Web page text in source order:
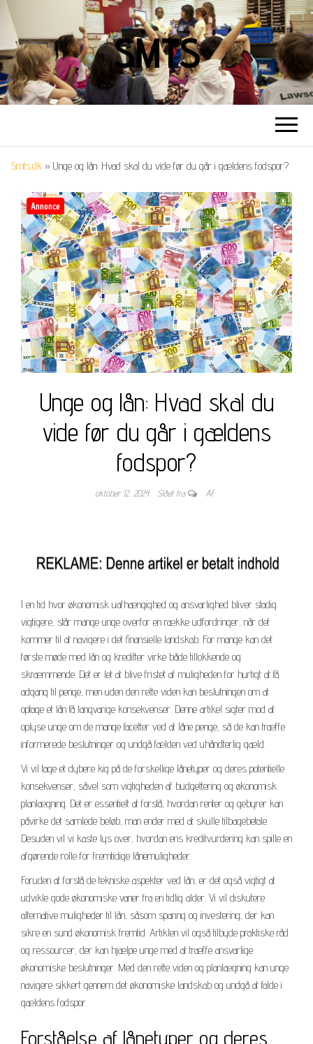
SMTS
Smts.dk » Unge og lån: Hvad skal du vide før du går i gældens fodspor?
Annonce
Unge og lån: Hvad skal du
vide før du går i gældens
fodspor?
oktober 12, 2024 Slået fra Af
I en tid hvor økonomisk uafhængighed og ansvarlighed bliver stadig
vigtigere, står mange unge overfor en række udfordringer, når det
kommer til at navigere i det finansielle landskab. For mange kan det
første møde med lån og kreditter virke både tillokkende og
skræmmende. Det er let at blive fristet af muligheden for hurtigt at få
adgang til penge, men uden den rette viden kan beslutningen om at
optage et lån få langvarige konsekvenser. Denne artikel sigter mod at
oplyse unge om de mange facetter ved at låne penge, så de kan træffe
informerede beslutninger og undgå fælden ved uhåndterlig gæld.
Vi vil tage et dybere kig på de forskellige lånetyper og deres potentielle
konsekvenser, såvel som vigtigheden af budgettering og økonomisk
planlægning. Det er essentielt at forstå, hvordan renter og gebyrer kan
påvirke det samlede beløb, man ender med at skulle tilbagebetale.
Desuden vil vi kaste lys over, hvordan ens kreditvurdering kan spille en
afgørende rolle for fremtidige lånemuligheder.
Foruden at forstå de tekniske aspekter ved lån, er det også vigtigt at
udvikle gode økonomiske vaner fra en tidlig alder. Vi vil diskutere
alternative muligheder til lån, såsom sparing og investering, der kan
sikre en sund økonomisk fremtid. Artiklen vil også tilbyde praktiske råd
og ressourcer, der kan hjælpe unge med at træffe ansvarlige
økonomiske beslutninger. Med den rette viden og planlægning kan unge
navigere sikkert gennem det økonomiske landskab og undgå at falde i
gældens fodspor.
Forståelse af lånetyper og deres